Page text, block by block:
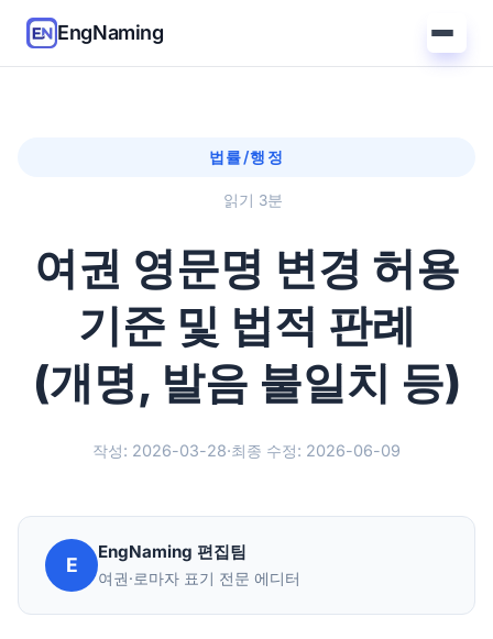
EngNaming
법률/행정
읽기 3분
여권 영문명 변경 허용
기준 및 법적 판례
(개명, 발음 불일치 등)
작성: 2026-03-28·최종 수정: 2026-06-09
E
EngNaming 편집팀
여권·로마자 표기 전문 에디터